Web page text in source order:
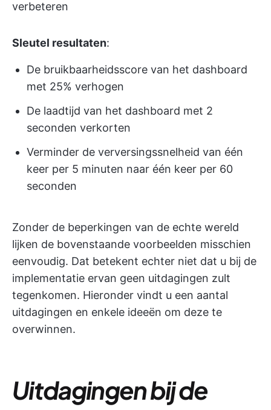
verbeteren
Sleutel resultaten:
De bruikbaarheidsscore van het dashboard
met 25% verhogen
De laadtijd van het dashboard met 2
seconden verkorten
Verminder de verversingssnelheid van één
keer per 5 minuten naar één keer per 60
seconden
Zonder de beperkingen van de echte wereld
lijken de bovenstaande voorbeelden misschien
eenvoudig. Dat betekent echter niet dat u bij de
implementatie ervan geen uitdagingen zult
tegenkomen. Hieronder vindt u een aantal
uitdagingen en enkele ideeën om deze te
overwinnen.
Uitdagingen bij de